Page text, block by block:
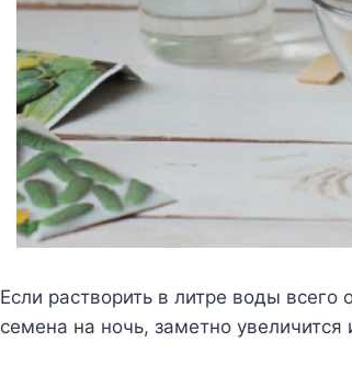
Если растворить в литре воды всего
семена на ночь, заметно увеличится